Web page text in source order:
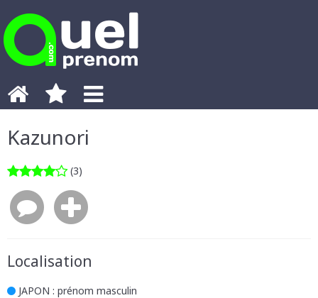
Kazunori
(3)
Localisation
JAPON : prénom masculin